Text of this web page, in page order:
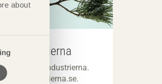
about
från Skogsindustrierna.
skogsindustrierna.se.